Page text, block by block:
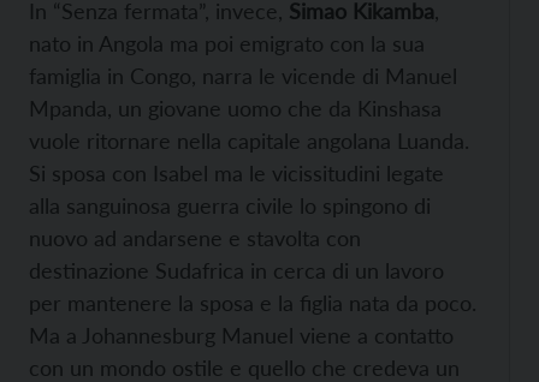
In “Senza fermata”, invece, Simao Kikamba
nato in Angola ma poi emigrato con la sua
famiglia in Congo, narra le vicende di Manuel
Mpanda, un giovane uomo che da Kinshasa
vuole ritornare nella capitale angolana Luanda.
Si sposa con Isabel ma le vicissitudini legate
alla sanguinosa guerra civile lo spingono di
nuovo ad andarsene e stavolta con
destinazione Sudafrica in cerca di un lavoro
per mantenere la sposa e la figlia nata da poco.
Ma a Johannesburg Manuel viene a contatto
con un mondo ostile e quello che credeva un